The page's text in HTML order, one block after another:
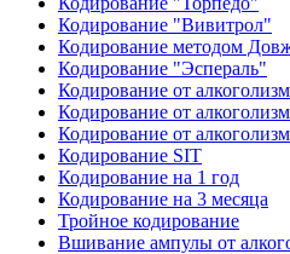
Кодирование "Вивитрол"
Кодирование методом
Кодирование "Эспераль"
Кодирование от
Кодирование от
Кодирование от
Кодирование SIT
Кодирование на 1 год
Кодирование на 3 месяца
Тройное кодирование
Вшивание ампулы от